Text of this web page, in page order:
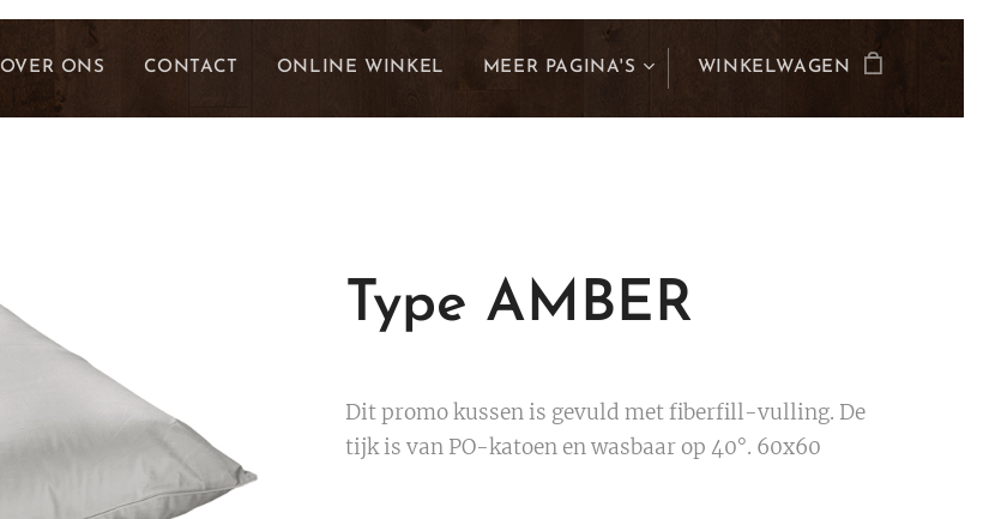
OVER ONS CONTACT ONLINE WINKEL MEER PAGINA'S WINKELWAGEN
Type AMBER
Dit promo kussen is gevuld met fiberfill-vulling. De
tijk is van PO-katoen en wasbaar op 40°. 60x60